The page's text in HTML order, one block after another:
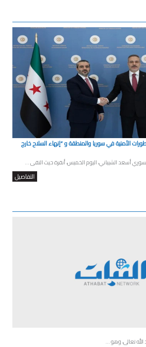
الأمنية في سوريا والمنطقة و “إنهاء السلاح خارج
السوري أسعد الشيباني، اليوم الخميس، أنقرة حيث التقى ...
التفاصيل
تعالى، وهو ...